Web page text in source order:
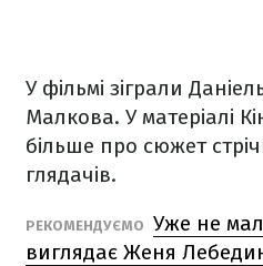
У фільмі зіграли
Малкова. У матеріалі
більше про сюжет
глядачів.
РЕКОМЕНДУЄМО Уже не
виглядає Женя